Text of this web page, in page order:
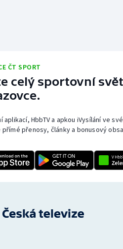
ČT SPORT
celý sportovní
aplikací, HbbTV a apkou iVysílání ve
přímé přenosy, články a bonusový